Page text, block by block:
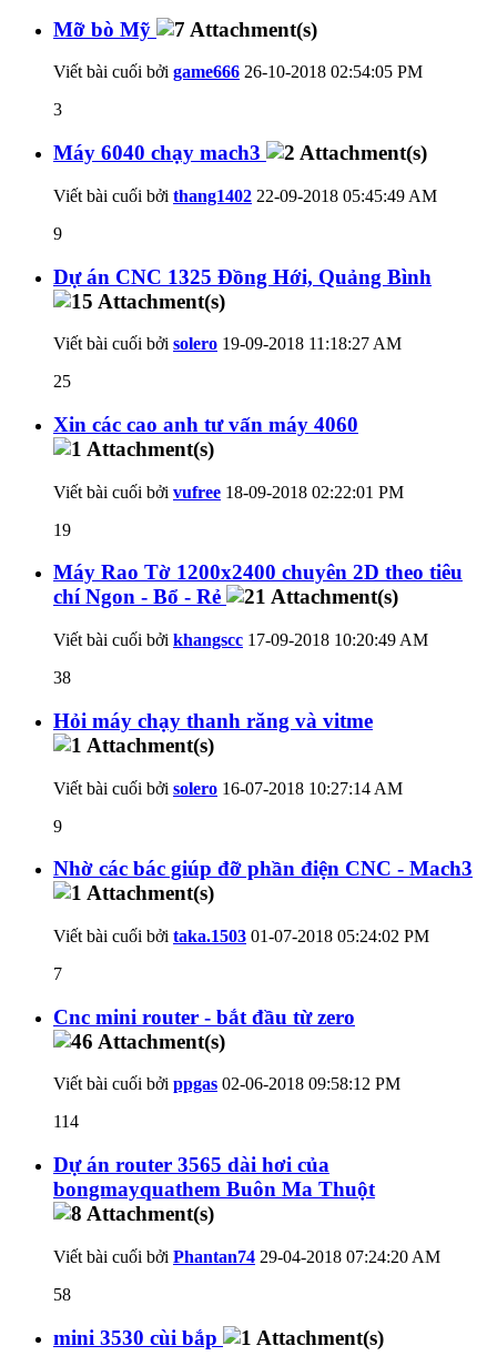
Mỡ bò Mỹ
Viết bài cuối bởi game666 26-10-2018 02:54:05 PM
3
Máy 6040 chạy mach3
Viết bài cuối bởi thang1402 22-09-2018 05:45:49 AM
9
Dự án CNC 1325 Đồng Hới, Quảng Bình
Viết bài cuối bởi solero 19-09-2018 11:18:27 AM
25
Xin các cao anh tư vấn máy 4060
Viết bài cuối bởi vufree 18-09-2018 02:22:01 PM
19
Máy Rao Tờ 1200x2400 chuyên 2D theo tiêu
chí Ngon - Bổ - Rẻ
Viết bài cuối bởi khangscc 17-09-2018 10:20:49 AM
38
Hỏi máy chạy thanh răng và vitme
Viết bài cuối bởi solero 16-07-2018 10:27:14 AM
9
Nhờ các bác giúp đỡ phần điện CNC - Mach3
Viết bài cuối bởi taka.1503 01-07-2018 05:24:02 PM
7
Cnc mini router - bắt đầu từ zero
Viết bài cuối bởi ppgas 02-06-2018 09:58:12 PM
114
Dự án router 3565 dài hơi của
bongmayquathem Buôn Ma Thuột
Viết bài cuối bởi Phantan74 29-04-2018 07:24:20 AM
58
mini 3530 cùi bắp